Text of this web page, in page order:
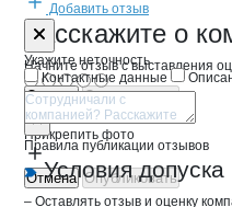
Добавить отзыв
Расскажите о
Начните отзыв с выставления
Прикрепить фото
Отмена Опубликовать
Форма обратной
Укажите неточность
Контактные данные
Отмена Опубликовать
Правила публикации отзывов
Условия допуска
– Оставлять отзыв и оценку